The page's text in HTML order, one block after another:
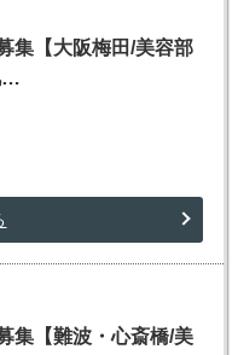
集【大阪梅田/美容部
…
集【難波・心斎橋/美